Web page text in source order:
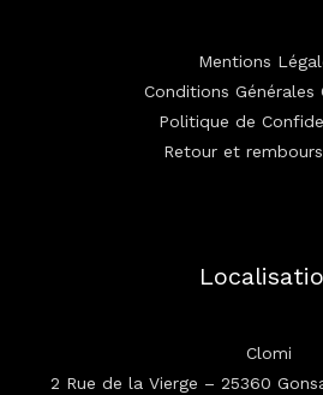
Mentions
Conditions Générales
Politique de
Retour et
Clomi
2 Rue de la Vierge – 25360